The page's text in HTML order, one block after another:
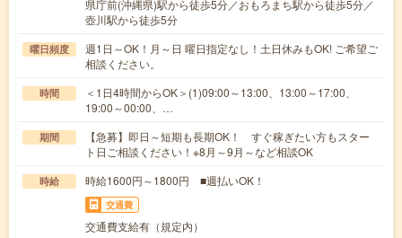
県庁前(沖縄県)駅から徒歩5分／おもろまち駅から徒歩5分／
壺川駅から徒歩5分
曜日頻度
週1日～OK！月～日 曜日指定なし！土日休みもOK! ご希望ご
相談ください。
時間
＜1日4時間からOK＞(1)09:00～13:00、13:00～17:00、
19:00～00:00、…
期間
【急募】即日～短期も長期OK！ すぐ稼ぎたい方もスター
ト日ご相談ください！※8月～9月～など相談OK
時給 時給1600円～1800円 ■週払いOK！
交通費
交通費支給有（規定内）